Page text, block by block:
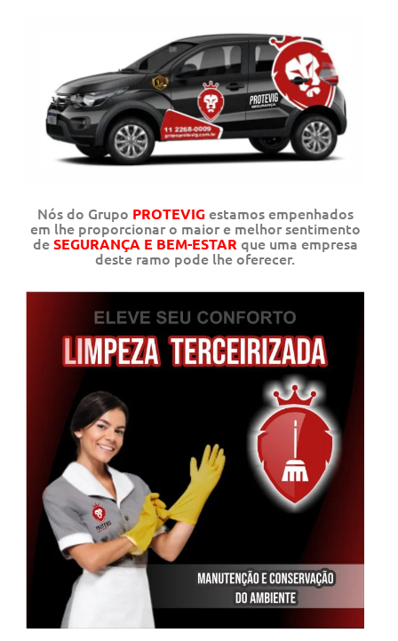
Nós do Grupo PROTEVIGestamos empenhados
em lhe proporcionar o maior e melhor sentimento
deSEGURANÇA E BEM-ESTAR que uma empresa
deste ramo pode lhe oferecer.